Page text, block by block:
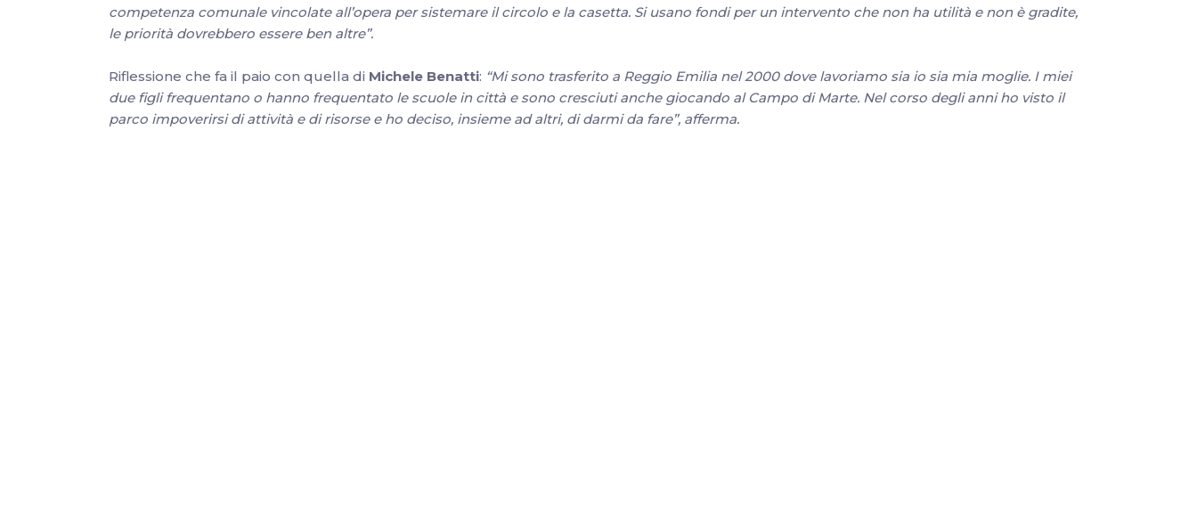
competenza comunale vincolate all’opera per sistemare il circolo e la casetta. Si usano fondi per un intervento che non ha utilità e non è gradite,
le priorità dovrebbero essere ben altre”.
Riflessione che fa il paio con quella di Michele Benatti: “Mi sono trasferito a Reggio Emilia nel 2000 dove lavoriamo sia io sia mia moglie. I miei
due figli frequentano o hanno frequentato le scuole in città e sono cresciuti anche giocando al Campo di Marte. Nel corso degli anni ho visto il
parco impoverirsi di attività e di risorse e ho deciso, insieme ad altri, di darmi da fare”, afferma.